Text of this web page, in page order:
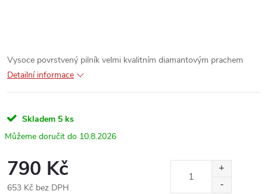
Vysoce povrstvený pilník velmi kvalitním diamantovým prachem
Detailní informace
Skladem 5 ks
10.8.2026
790 Kč
653 Kč bez DPH